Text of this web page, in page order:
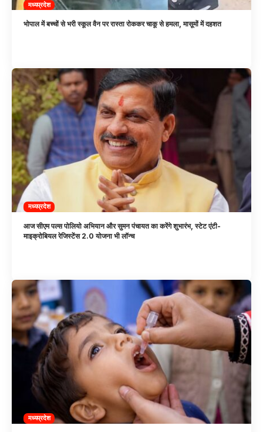
मध्यप्रदेश
भोपाल में बच्चों से भरी स्कूल वैन पर रास्ता रोककर चाकू से हमला, मासूमों में दहशत
मध्यप्रदेश
आज सीएम पल्स पोलियो अभियान और सुमन पंचायत का करेंगे शुभारंभ, स्टेट एंटी-
माइक्रोबियल रेजिस्टेंस 2.0 योजना भी लॉन्च
मध्यप्रदेश